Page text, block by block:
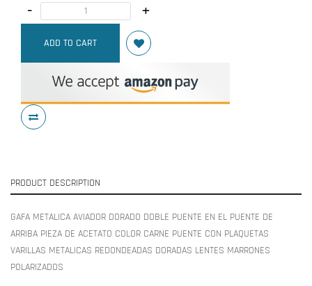
- +
ADD TO CART
PRODUCT DESCRIPTION
GAFA METALICA AVIADOR DORADO DOBLE PUENTE EN EL PUENTE DE
ARRIBA PIEZA DE ACETATO COLOR CARNE PUENTE CON PLAQUETAS
VARILLAS METALICAS REDONDEADAS DORADAS LENTES MARRONES
POLARIZADOS